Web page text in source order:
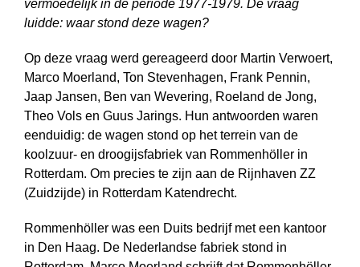
vermoedelijk in de periode 1977-1979. De vraag
luidde: waar stond deze wagen?
Op deze vraag werd gereageerd door Martin Verwoert,
Marco Moerland, Ton Stevenhagen, Frank Pennin,
Jaap Jansen, Ben van Wevering, Roeland de Jong,
Theo Vols en Guus Jarings. Hun antwoorden waren
eenduidig: de wagen stond op het terrein van de
koolzuur- en droogijsfabriek van Rommenhöller in
Rotterdam. Om precies te zijn aan de Rijnhaven ZZ
(Zuidzijde) in Rotterdam Katendrecht.
Rommenhöller was een Duits bedrijf met een kantoor
in Den Haag. De Neder­landse fabriek stond in